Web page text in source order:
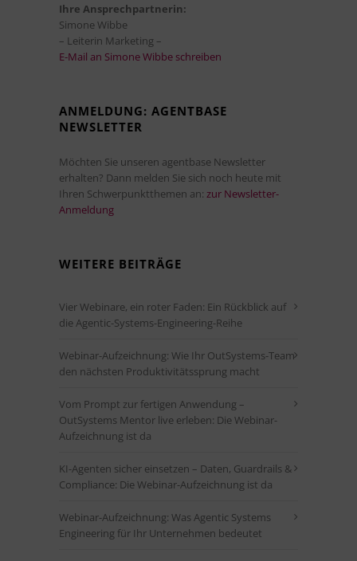
Ihre Ansprechpartnerin:
Simone Wibbe
– Leiterin Marketing –
E-Mail an Simone Wibbe schreiben
ANMELDUNG: AGENTBASE
NEWSLETTER
Möchten Sie unseren agentbase Newsletter
erhalten? Dann melden Sie sich noch heute mit
Ihren Schwerpunktthemen an: zur Newsletter-
Anmeldung
WEITERE BEITRÄGE
Vier Webinare, ein roter Faden: Ein Rückblick auf
die Agentic-Systems-Engineering-Reihe
Webinar-Aufzeichnung: Wie Ihr OutSystems-Team
den nächsten Produktivitätssprung macht
Vom Prompt zur fertigen Anwendung –
OutSystems Mentor live erleben: Die Webinar-
Aufzeichnung ist da
KI-Agenten sicher einsetzen – Daten, Guardrails &
Compliance: Die Webinar-Aufzeichnung ist da
Webinar-Aufzeichnung: Was Agentic Systems
Engineering für Ihr Unternehmen bedeutet